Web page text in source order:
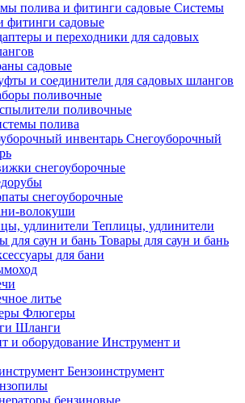
Системы
фитинги садовые
и переходники для садовых
садовые
и соединители для садовых шлангов
поливочные
поливочные
полива
Снегоуборочный
снегоуборочные
снегоуборочные
волокуши
Теплицы, удлинители
Товары для саун и бань
для бани
литье
Флюгеры
Шланги
Инструмент и
Бензоинструмент
бензиновые